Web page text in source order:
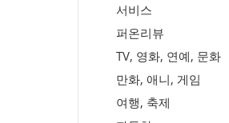
서비스
퍼온리뷰
TV, 영화, 연예, 문화
만화, 애니, 게임
여행, 축제